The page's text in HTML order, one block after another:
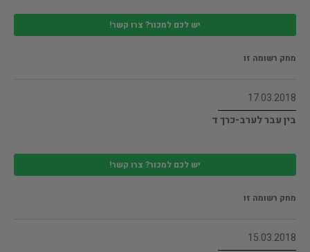
יש לכם למכור? צרו קשר!
מחק רשומה זו
17.03.2018
בין עבר לערב-כרך ד
יש לכם למכור? צרו קשר!
מחק רשומה זו
15.03.2018